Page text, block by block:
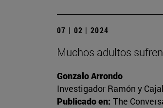
07 | 02 | 2024
Muchos adultos
Gonzalo Arrondo
Investigador Ramón y
Publicado en: The